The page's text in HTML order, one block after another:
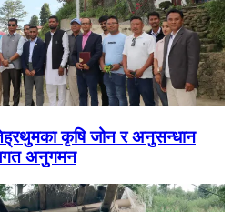
कृषि जोन र अनुसन्धान
अनुगमन